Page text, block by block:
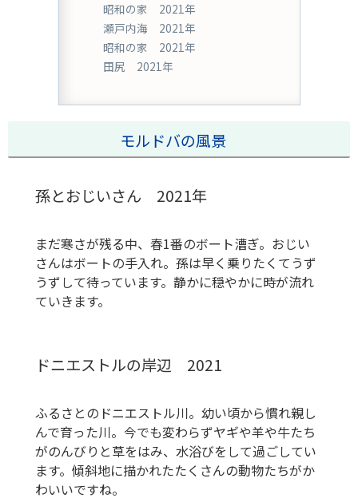
昭和の家 2021年
瀬戸内海 2021年
昭和の家 2021年
田尻 2021年
モルドバの風景
孫とおじいさん 2021年
まだ寒さが残る中、春1番のボート漕ぎ。おじい
さんはボートの手入れ。孫は早く乗りたくてうず
うずして待っています。静かに穏やかに時が流れ
ていきます。
ドニエストルの岸辺 2021
ふるさとのドニエストル川。幼い頃から慣れ親し
んで育った川。今でも変わらずヤギや羊や牛たち
がのんびりと草をはみ、水浴びをして過ごしてい
ます。傾斜地に描かれたたくさんの動物たちがか
わいいですね。